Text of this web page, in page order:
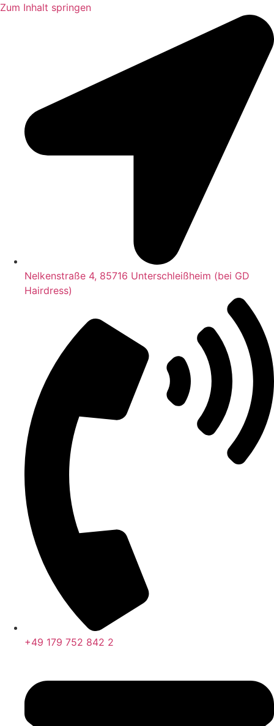
Zum Inhalt springen
Nelkenstraße 4, 85716 Unterschleißheim (bei GD
Hairdress)
+49 179 752 842 2